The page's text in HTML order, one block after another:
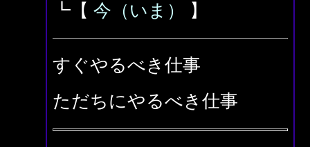
┗【 今（いま） 】
すぐやるべき仕事
ただちにやるべき仕事